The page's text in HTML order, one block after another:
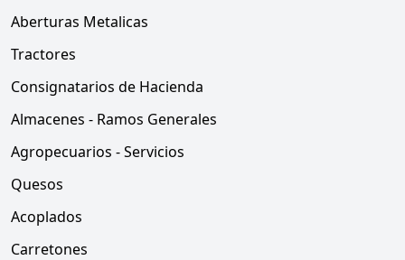
Aberturas Metalicas
Tractores
Consignatarios de Hacienda
Almacenes - Ramos Generales
Agropecuarios - Servicios
Quesos
Acoplados
Carretones